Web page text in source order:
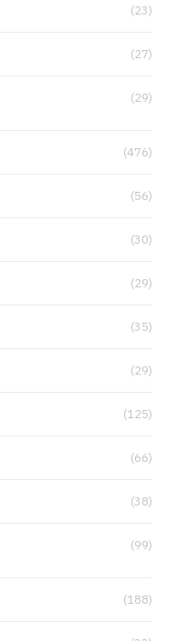
(23)
(27)
(29)
(476)
(56)
(30)
(29)
(35)
(29)
(125)
(66)
(38)
(99)
(188)